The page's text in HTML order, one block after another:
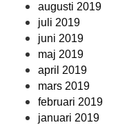
augusti 2019
juli 2019
juni 2019
maj 2019
april 2019
mars 2019
februari 2019
januari 2019